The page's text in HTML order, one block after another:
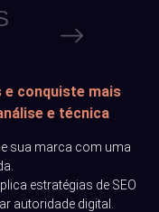
conquiste mais
e técnica
sua marca com uma
estratégias de SEO
autoridade digital.